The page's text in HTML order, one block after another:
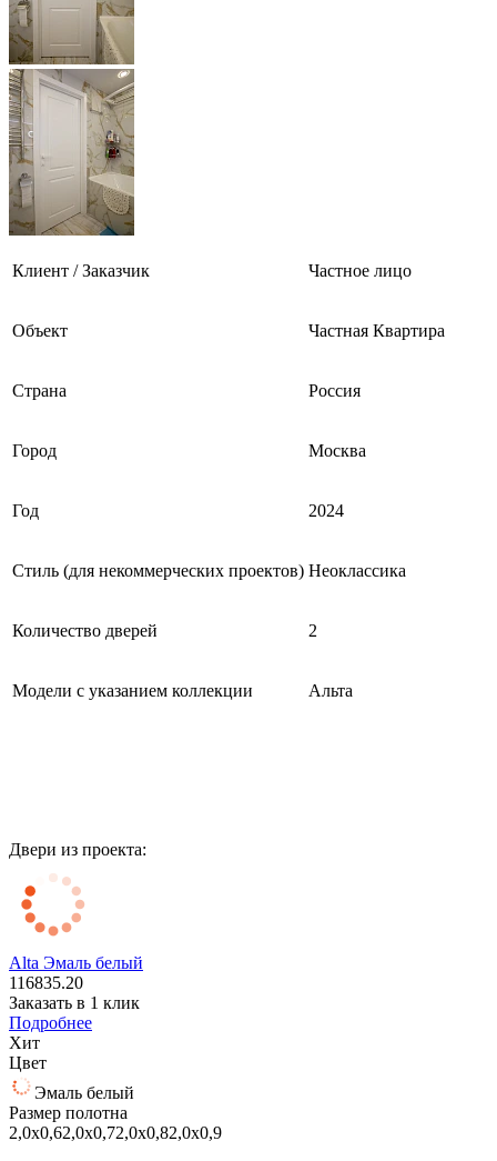
Клиент / Заказчик Частное лицо
Объект Частная Квартира
Страна Россия
Город Москва
Год 2024
Стиль (для некоммерческих проектов) Неоклассика
Количество дверей 2
Модели с указанием коллекции Альта
Двери из проекта:
Alta Эмаль белый
116835.20
Заказать в 1 клик
Подробнее
Хит
Цвет
Эмаль белый
Размер полотна
2,0х0,62,0х0,72,0х0,82,0х0,9